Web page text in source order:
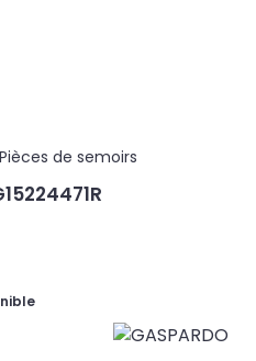
Pièces de semoirs